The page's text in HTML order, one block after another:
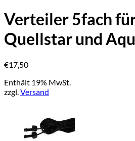
Verteiler 5fach
Quellstar und
€17,50
Enthält 19% MwSt.
zzgl.Versand